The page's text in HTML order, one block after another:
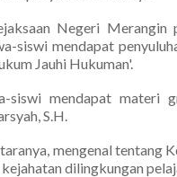
Negeri
siswi mendapat
Jauhi Hukuman'.
siswi mendapat materi
S.H.
mengenal tentang
dilingkungan